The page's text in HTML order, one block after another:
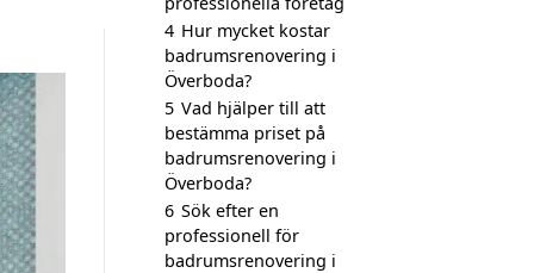
4 Hur mycket kostar
badrumsrenovering i
Överboda?
5 Vad hjälper till att
bestämma priset på
badrumsrenovering i
Överboda?
6 Sök efter en
professionell för
badrumsrenovering i